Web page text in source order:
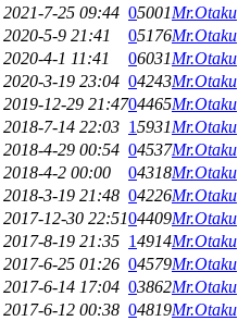
2021-7-25 09:44 05001Mr.Otaku
2020-5-9 21:41 05176Mr.Otaku
2020-4-1 11:41 06031Mr.Otaku
2020-3-19 23:04 04243Mr.Otaku
2019-12-29 21:4704465Mr.Otaku
2018-7-14 22:03 15931Mr.Otaku
2018-4-29 00:54 04537Mr.Otaku
2018-4-2 00:00 04318Mr.Otaku
2018-3-19 21:48 04226Mr.Otaku
2017-12-30 22:5104409Mr.Otaku
2017-8-19 21:35 14914Mr.Otaku
2017-6-25 01:26 04579Mr.Otaku
2017-6-14 17:04 03862Mr.Otaku
2017-6-12 00:38 04819Mr.Otaku